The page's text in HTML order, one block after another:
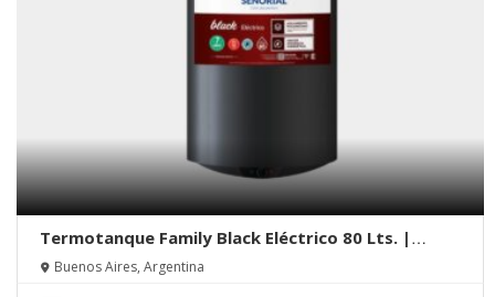
Termotanque Family Black Eléctrico 80 Lts. |
Señorial
Buenos Aires, Argentina